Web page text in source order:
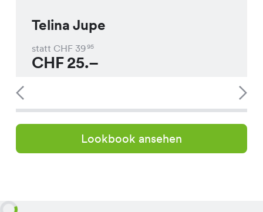
Telina Jupe
statt CHF 3995
CHF25.–
Lookbook ansehen